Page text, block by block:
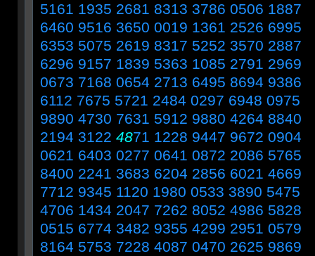
5161 1935 2681 8313 3786 0506 1887
6460 9516 3650 0019 1361 2526 6995
6353 5075 2619 8317 5252 3570 2887
6296 9157 1839 5363 1085 2791 2969
0673 7168 0654 2713 6495 8694 9386
6112 7675 5721 2484 0297 6948 0975
9890 4730 7631 5912 9880 4264 8840
2194 3122 4871 1228 9447 9672 0904
0621 6403 0277 0641 0872 2086 5765
8400 2241 3683 6204 2856 6021 4669
7712 9345 1120 1980 0533 3890 5475
4706 1434 2047 7262 8052 4986 5828
0515 6774 3482 9355 4299 2951 0579
8164 5753 7228 4087 0470 2625 9869